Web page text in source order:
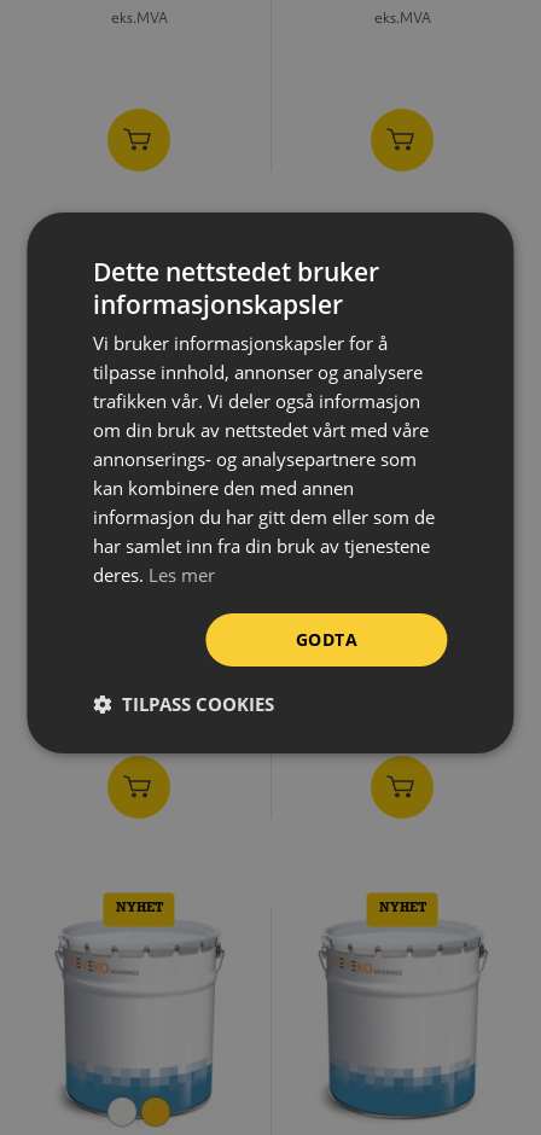
eks.MVA eks.MVA
NYHET
Geveko primer, 4 kg Tynner AC
1 720,-
eks.MVA
NYHET NYHET
Dette nettstedet bruker
informasjonskapsler
Vi bruker informasjonskapsler for å
tilpasse innhold, annonser og analysere
trafikken vår. Vi deler også informasjon
om din bruk av nettstedet vårt med våre
annonserings- og analysepartnere som
kan kombinere den med annen
informasjon du har gitt dem eller som de
har samlet inn fra din bruk av tjenestene
deres. Les mer
GODTA
TILPASS COOKIES